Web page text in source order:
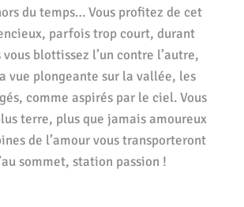
du temps… Vous profitez de cet
parfois trop court, durant
blottissez l’un contre l’autre,
vue plongeante sur la vallée, les
comme aspirés par le ciel. Vous
terre, plus que jamais amoureux
de l’amour vous transporteront
sommet, station passion !